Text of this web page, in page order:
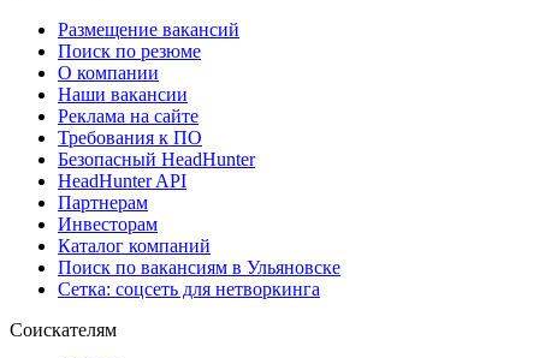
Размещение вакансий
Поиск по резюме
О компании
Наши вакансии
Реклама на сайте
Требования к ПО
Безопасный HeadHunter
HeadHunter API
Партнерам
Инвесторам
Каталог компаний
Поиск по вакансиям в Ульяновске
Сетка: соцсеть для нетворкинга
Соискателям